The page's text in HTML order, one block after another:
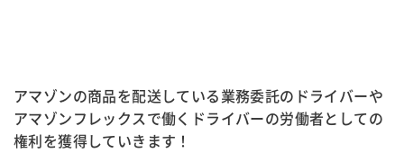
アマゾンの商品を配送している業務委託のドライバーや
アマゾンフレックスで働くドライバーの労働者としての
権利を獲得していきます！